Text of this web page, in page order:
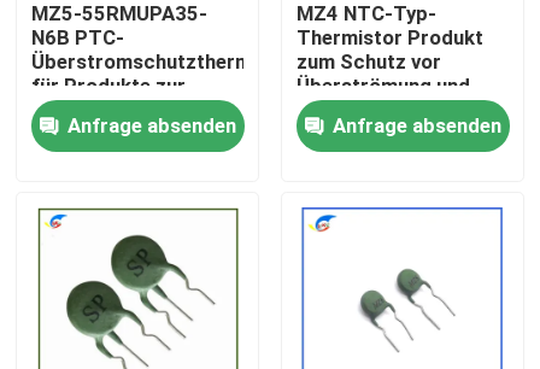
Qualitätskontrolle
Kontakt mit uns
Neuigkeiten
Rechtssachen
Ptc-Thermistor
MZ5-55RMUPA35-
N6B PTC-
Überstromschutzthermistor
für Produkte zur
Windkontrolle
Anfrage absenden
MZ4 NTC-Typ-
Thermistor Produkt
zum Schutz vor
Überströmung und
Überlastung
Anfrage absenden